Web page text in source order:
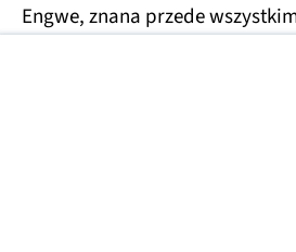
Engwe, znana przede